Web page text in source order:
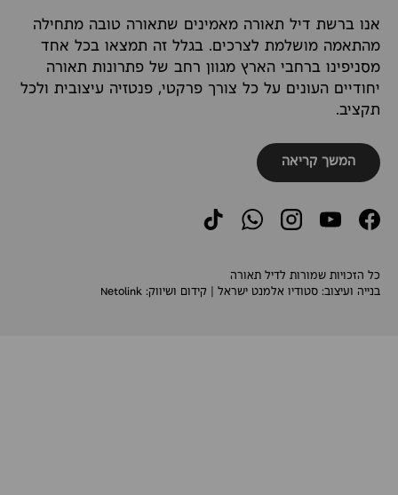
אנו ברשת דיל תאורה מאמינים שתאורה טובה מתחילה
מהתאמה מושלמת לצרכים. בגלל זה תמצאו בכל אחד
מסניפינו ברחבי הארץ מגוון רחב של פתרונות תאורה
יחודיים העונים על כל צורך פרקטי, פנטזיה עיצובית ולכל
תקציב.
המשך קריאה
Facebook
YouTube
Instagram
WhatsApp
TikTok
כל הזכויות שמורות לדיל תאורה
בנייה ועיצוב: סטודיו אלמנט ישראל | קידום ושיווק: Netolink